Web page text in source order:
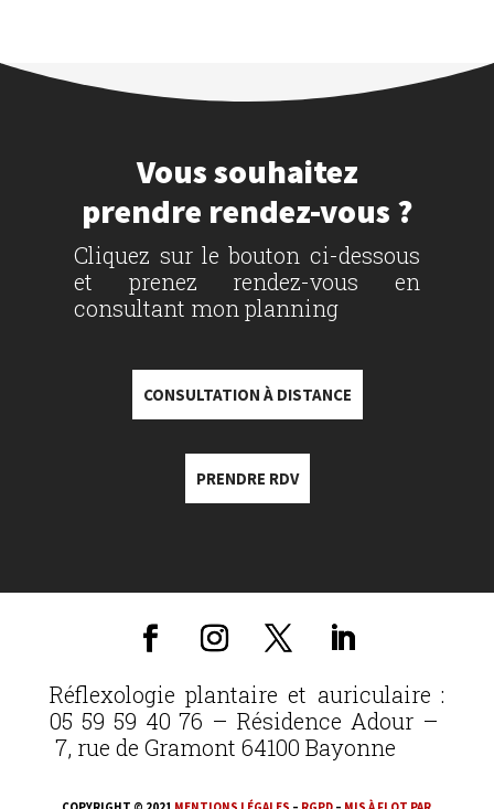
Vous souhaitez
prendre rendez-vous ?
Cliquez sur le bouton ci-dessous
et prenez rendez-vous en
consultant mon planning
CONSULTATION À DISTANCE
PRENDRE RDV
Réflexologie plantaire et auriculaire :
05 59 59 40 76 – Résidence Adour –
7, rue de Gramont 64100 Bayonne